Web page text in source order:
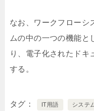
なお、ワークフローシ
ムの中の一つの機能と
り、電子化されたドキ
する。
タグ IT用語 システ